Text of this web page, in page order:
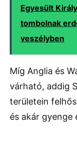
Egyesült
tombolnak
veszélyben
Míg Anglia és
várható, addig
területein
és akár gyenge